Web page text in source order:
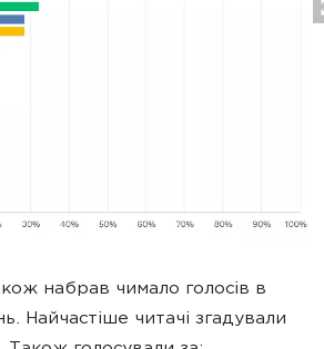
набрав чимало голосів в
Найчастіше читачі згадували